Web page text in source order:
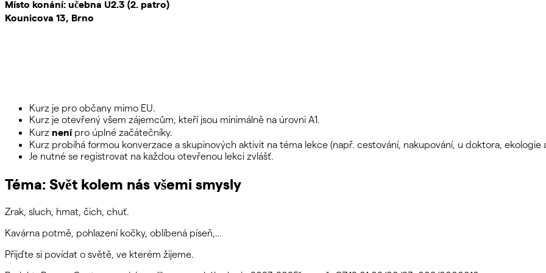
Místo konání: učebna U2.3 (2. patro)
Kounicova 13, Brno
Kurz je pro občany mimo EU.
Kurz je otevřený všem zájemcům, kteří jsou minimálně na úrovni A1.
Kurz nenípro úplné začátečníky.
Kurz probíhá formou konverzace a skupinových aktivit na téma lekce (např. cestování, nakupování, u doktora, ekologie
Je nutné se registrovat na každou otevřenou lekci zvlášť.
Téma: Svět kolem nás všemi smysly
Zrak, sluch, hmat, čich, chuť.
Kavárna potmě, pohlazení kočky, oblíbená píseň,…
Přijďte si povídat o světě, ve kterém žijeme.